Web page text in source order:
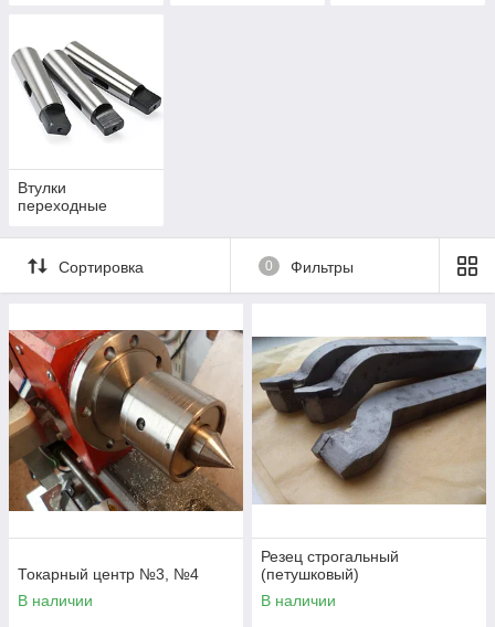
Втулки
переходные
Сортировка 0 Фильтры
Токарный центр №3, №4
В наличии
Резец строгальный
(петушковый)
В наличии